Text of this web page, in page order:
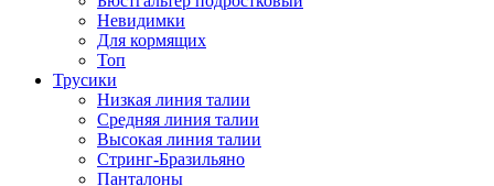
Невидимки
Для кормящих
Топ
Трусики
Низкая линия талии
Средняя линия талии
Высокая линия талии
Стринг-Бразильяно
Панталоны